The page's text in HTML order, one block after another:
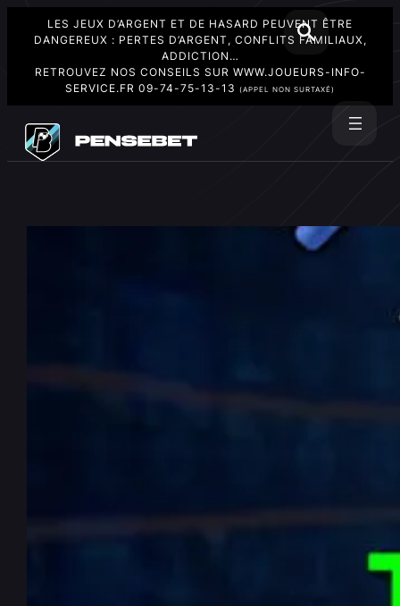
LES JEUX D’ARGENT ET DE HASARD PEUVENT ÊTRE
DANGEREUX : PERTES D’ARGENT, CONFLITS FAMILIAUX,
ADDICTION…
RETROUVEZ NOS CONSEILS SUR WWW.JOUEURS-INFO-
SERVICE.FR 09-74-75-13-13 (APPEL NON SURTAXÉ)
contenu